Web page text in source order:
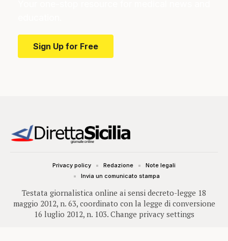
Sign Up for Free
Testata giornalistica online ai sensi decreto-legge 18
maggio 2012, n. 63, coordinato con la legge di conversione
16 luglio 2012, n. 103. Change privacy settings
Privacy policy Redazione
Note legali
Invia un comunicato stampa